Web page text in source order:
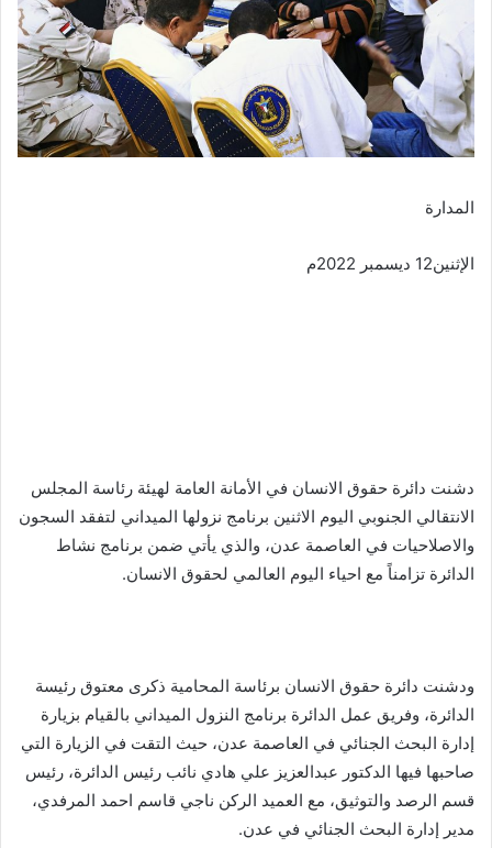
المدارة
الإثنين12 ديسمبر 2022م
دشنت دائرة حقوق الانسان في الأمانة العامة لهيئة رئاسة المجلس
الانتقالي الجنوبي اليوم الاثنين برنامج نزولها الميداني لتفقد السجون
والاصلاحيات في العاصمة عدن، والذي يأتي ضمن برنامج نشاط
الدائرة تزامناً مع احياء اليوم العالمي لحقوق الانسان.
ودشنت دائرة حقوق الانسان برئاسة المحامية ذكرى معتوق رئيسة
الدائرة، وفريق عمل الدائرة برنامج النزول الميداني بالقيام بزيارة
إدارة البحث الجنائي في العاصمة عدن، حيث التقت في الزيارة التي
صاحبها فيها الدكتور عبدالعزيز علي هادي نائب رئيس الدائرة، رئيس
قسم الرصد والتوثيق، مع العميد الركن ناجي قاسم احمد المرفدي،
مدير إدارة البحث الجنائي في عدن.